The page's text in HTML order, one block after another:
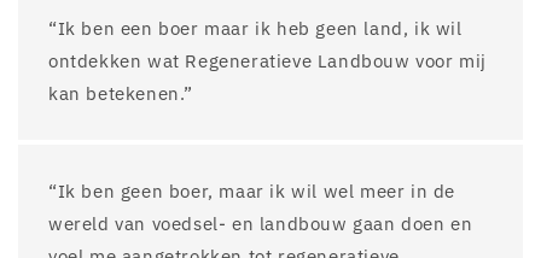
“Ik ben een boer maar ik heb geen land, ik wil
ontdekken wat Regeneratieve Landbouw voor mij
kan betekenen.”
“Ik ben geen boer, maar ik wil wel meer in de
wereld van voedsel- en landbouw gaan doen en